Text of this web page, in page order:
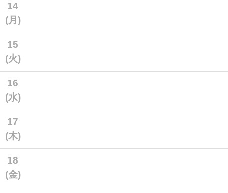
14
(月)
15
(火)
16
(水)
17
(木)
18
(金)